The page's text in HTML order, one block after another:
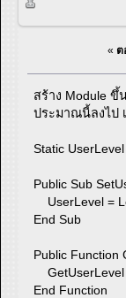
« ต
สร้าง Module
ประมาณนี้ลงไป
Static
Public Sub
UserLevel =
End Sub
Public Function
GetUserLevel
End Function